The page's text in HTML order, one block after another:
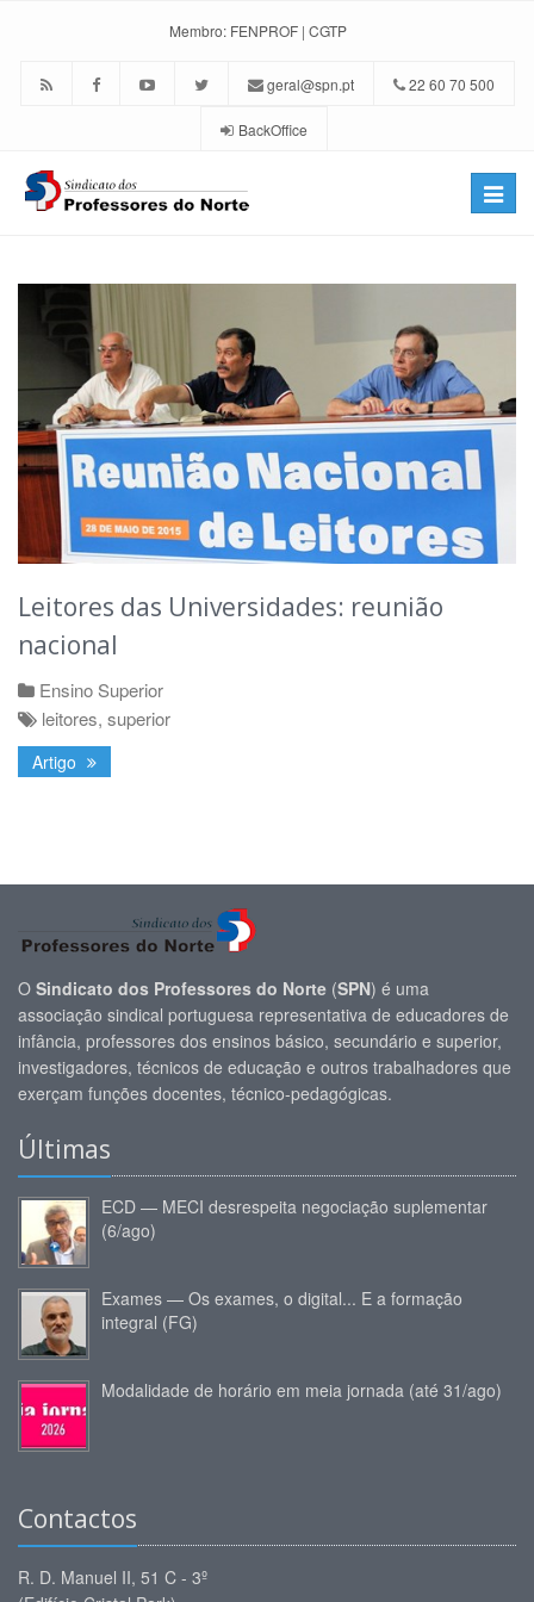
Membro: FENPROF | CGTP
geral@spn.pt 22 60 70 500
BackOffice
Toggle
Leitores das Universidades: reunião
nacional
Ensino Superior
leitores, superior
Artigo
O Sindicato dos Professores do Norte (SPN) é uma
associação sindical portuguesa representativa de educadores de
infância, professores dos ensinos básico, secundário e superior,
investigadores, técnicos de educação e outros trabalhadores que
exerçam funções docentes, técnico-pedagógicas.
Últimas
ECD — MECI desrespeita negociação suplementar
(6/ago)
Exames — Os exames, o digital... E a formação
integral (FG)
Modalidade de horário em meia jornada (até 31/ago)
Contactos
R. D. Manuel II, 51 C - 3º